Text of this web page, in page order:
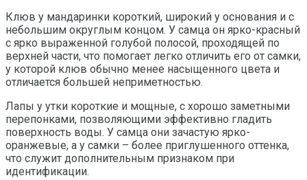
Клюв у мандаринки короткий, широкий у основания и с
небольшим округлым концом. У самца он ярко-красный
с ярко выраженной голубой полосой, проходящей по
верхней части, что помогает легко отличить его от самки,
у которой клюв обычно менее насыщенного цвета и
отличается большей неприметностью.
Лапы у утки короткие и мощные, с хорошо заметными
перепонками, позволяющими эффективно гладить
поверхность воды. У самца они зачастую ярко-
оранжевые, а у самки – более приглушенного оттенка,
что служит дополнительным признаком при
идентификации.